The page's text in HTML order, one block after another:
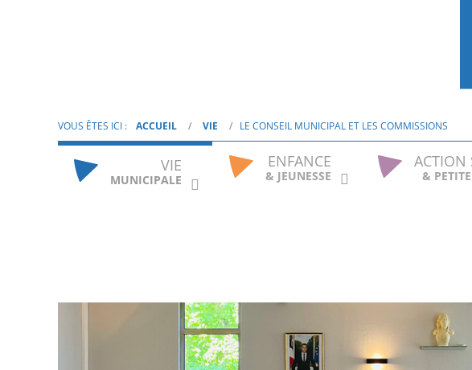
VOUS ÊTES ICI : ACCUEIL VIE LE CONSEIL MUNICIPAL ET LES COMMISSIONS
VIE
MUNICIPALE
ENFANCE
& JEUNESSE
ACTION
&